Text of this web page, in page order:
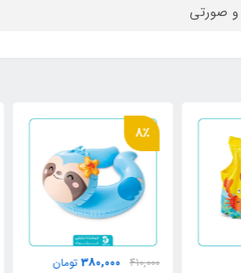
و صورتی
380,000 تومان